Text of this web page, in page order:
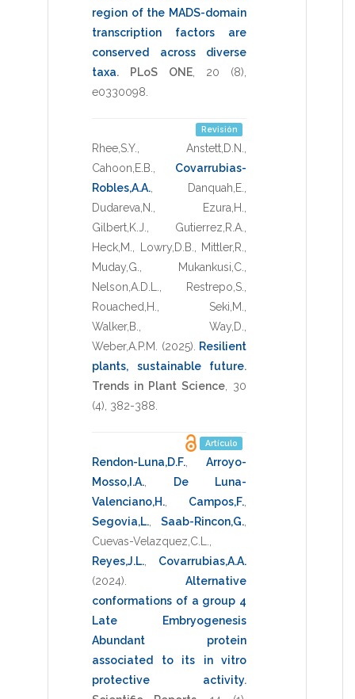
region of the MADS-domain
transcription factors are
conserved across diverse
taxa. PLoS ONE, 20 (8),
e0330098
Revisión
Rhee,S.Y. Anstett,D.N.
Cahoon,E.B.
Covarrubias-
Robles,A.A.
Danquah,E.
Dudareva,N.
Ezura,H.
Gilbert,K.J.
Gutierrez,R.A.
Heck,M.
Lowry,D.B. Mittler,R.
Muday,G.
Mukankusi,C.
Nelson,A.D.L.
Restrepo,S.
Rouached,H.
Seki,M.
Walker,B.
Way,D.
Weber,A.P.M.
(2025)
Resilient
plants, sustainable future.
Trends in Plant Science
30
(4), 382-388
Artículo
Rendon-Luna,D.F.
Arroyo-
Mosso,I.A.
De Luna-
Valenciano,H.
Campos,F.
Segovia,L.
Saab-Rincon,G.
Cuevas-Velazquez,C.L.
Reyes,J.L.
Covarrubias,A.A.
(2024)
Alternative
conformations of a group 4
Late Embryogenesis
Abundant protein
associated to its in vitro
protective activity.